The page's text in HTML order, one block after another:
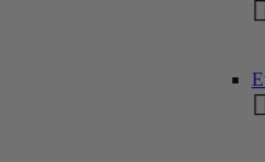

